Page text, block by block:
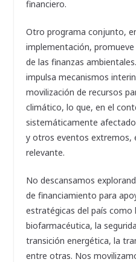
financiero.
Otro programa conjunto,
implementación,
de las finanzas
impulsa mecanismos
movilización de recursos
climático, lo que, en el
sistemáticamente
y otros eventos extremos,
relevante.
No descansamos
de financiamiento para
estratégicas del país como
biofarmacéutica, la
transición energética, la
entre otras. Nos